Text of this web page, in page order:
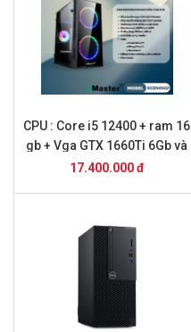
CPU : Core i5 12400 + ram 16
gb + Vga GTX 1660Ti 6Gb và
ssd 512 (Hàng Mới 2026 )
17.400.000 đ